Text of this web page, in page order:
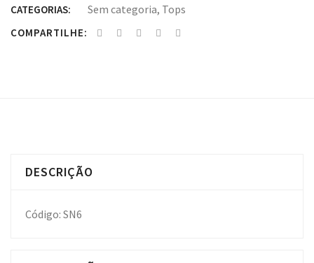
CATEGORIAS: Sem categoria, Tops
COMPARTILHE:
DESCRIÇÃO
Código: SN6